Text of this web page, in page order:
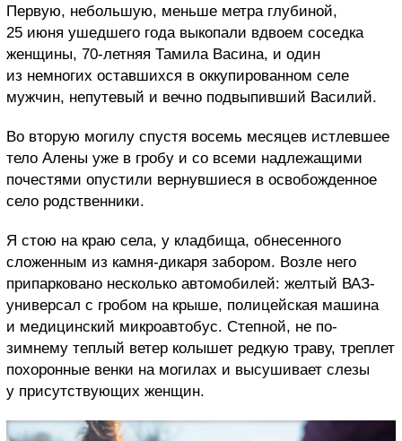
Первую, небольшую, меньше метра глубиной,
25 июня ушедшего года выкопали вдвоем соседка
женщины, 70-летняя Тамила Васина, и один
из немногих оставшихся в оккупированном селе
мужчин, непутевый и вечно подвыпивший Василий.
Во вторую могилу спустя восемь месяцев истлевшее
тело Алены уже в гробу и со всеми надлежащими
почестями опустили вернувшиеся в освобожденное
село родственники.
Я стою на краю села, у кладбища, обнесенного
сложенным из камня-дикаря забором. Возле него
припарковано несколько автомобилей: желтый ВАЗ-
универсал с гробом на крыше, полицейская машина
и медицинский микроавтобус. Степной, не по-
зимнему теплый ветер колышет редкую траву, треплет
похоронные венки на могилах и высушивает слезы
у присутствующих женщин.